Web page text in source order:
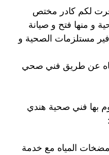
لكم كادر مختص
و منها فتح و صيانة
مستلزمات الصحية و
عن طريق فني صحي
بها فني صحية هندي
المياه مع خدمة